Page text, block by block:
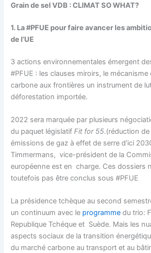
Grain de sel VDB : CLIMAT SO WHAT?
1. La #PFUE pour faire avancer les
de l’UE
3 actions environnementales émergent
#PFUE : les clauses miroirs, le mécanisme
carbone aux frontières un instrument de
déforestation importée.
2022 sera marquée par plusieurs
du paquet législatifFit for 55.(réduction
émissions de gaz à effet de serre d’ici
Timmermans, vice-président de la
européenne est en charge. Ces dossiers
toutefois pas être conclus sous #PFUE
La présidence tchèque au second
un continuum avec le programmedu trio:
Republique Tchéque et Suède. Mais les
aspects sociaux de la transition
du marché carbone au transport et au